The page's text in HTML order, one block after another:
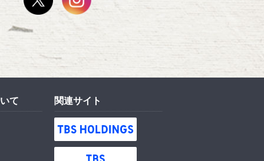
て 関連サイト